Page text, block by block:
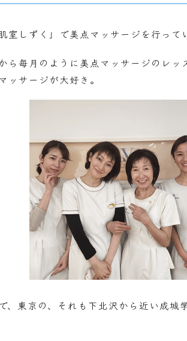
室しずく」で美点マッサージを行って
ら毎月のように美点マッサージのレッ
ッサージが大好き。
、東京の、それも下北沢から近い成城